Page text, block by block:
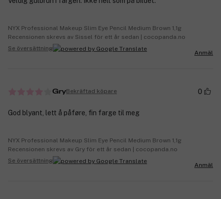
NYX Professional Makeup Slim Eye Pencil Medium Brown 1,1g
Recensionen skrevs av Sissel för ett år sedan | cocopanda.no
Se översättning
Anmäl
GryBekräftad köpare 0
God blyant, lett å påføre, fin farge til meg
NYX Professional Makeup Slim Eye Pencil Medium Brown 1,1g
Recensionen skrevs av Gry för ett år sedan | cocopanda.no
Se översättning
Anmäl